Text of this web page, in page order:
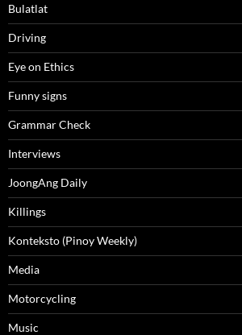
Bulatlat
Driving
Eye on Ethics
Funny signs
Grammar Check
Interviews
JoongAng Daily
Killings
Konteksto (Pinoy Weekly)
Media
Motorcycling
Music